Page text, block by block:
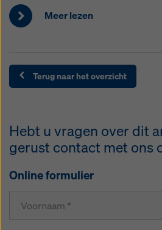
Meer lezen
Terug naar het overzicht
Hebt u vragen over dit
gerust contact met ons
Online formulier